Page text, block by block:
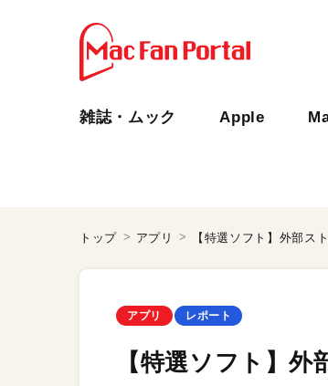
雑誌・ムック Apple
トップ アプリ 【特選ソフト】外部ス
アプリ レポート
【特選ソフト】